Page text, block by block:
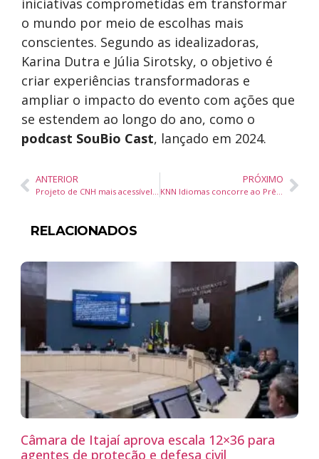
iniciativas comprometidas em transformar
o mundo por meio de escolhas mais
conscientes. Segundo as idealizadoras,
Karina Dutra e Júlia Sirotsky, o objetivo é
criar experiências transformadoras e
ampliar o impacto do evento com ações que
se estendem ao longo do ano, como o
podcast SouBio Cast, lançado em 2024.
ANTERIOR
Projeto de CNH mais acessível pode reduzir em até quatro meses o tempo de trabalho dos catarinenses
PRÓXIMO
KNN Idiomas concorre ao Prêmio Reclame Aqui 2025, referência em atendimento ao cliente no Brasil
RELACIONADOS
Câmara de Itajaí aprova escala 12×36 para
agentes de proteção e defesa civil